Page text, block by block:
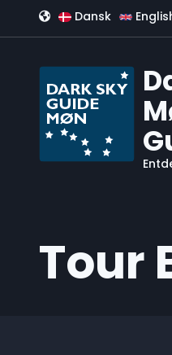
Direkt zum Inhalt
Dansk
Tour